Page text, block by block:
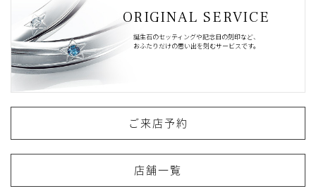
ORIGINAL SERVICE
誕生石のセッティングや記念日の刻印など、
おふたりだけの思い出を刻むサービスです。
ご来店予約
店舗一覧